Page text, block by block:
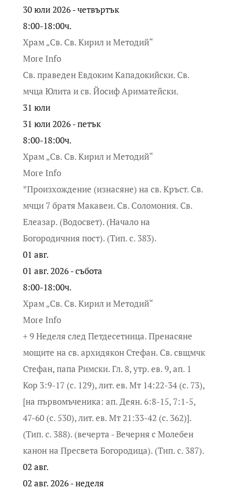
30 юли 2026 - четвъртък
8:00-18:00ч.
Храм „Св. Св. Кирил и Методий“
More Info
Св. праведен Евдоким Кападокийски. Св.
мчца Юлита и св. Йосиф Ариматейски.
31 юли
31 юли 2026 - петък
8:00-18:00ч.
Храм „Св. Св. Кирил и Методий“
More Info
*Произхождение (изнасяне) на св. Кръст. Св.
мчци 7 братя Макавеи. Св. Соломония. Св.
Елеазар. (Водосвет). (Начало на
Богородичния пост). (Тип. с. 383).
01 авг.
01 авг. 2026 - събота
8:00-18:00ч.
Храм „Св. Св. Кирил и Методий“
More Info
+ 9 Неделя след Петдесетница. Пренасяне
мощите на св. архидякон Стефан. Св. свщмчк
Стефан, папа Римски. Гл. 8, утр. ев. 9, ап. 1
Кор 3:9-17 (с. 129), лит. ев. Мт 14:22-34 (с. 73),
[на първомъченика: ап. Деян. 6:8-15, 7:1-5,
47-60 (с. 530), лит. ев. Мт 21:33-42 (с. 362)].
(Тип. с. 388). (вечерта - Вечерня с Молебен
канон на Пресвета Богородица). (Тип. с. 387).
02 авг.
02 авг. 2026 - неделя